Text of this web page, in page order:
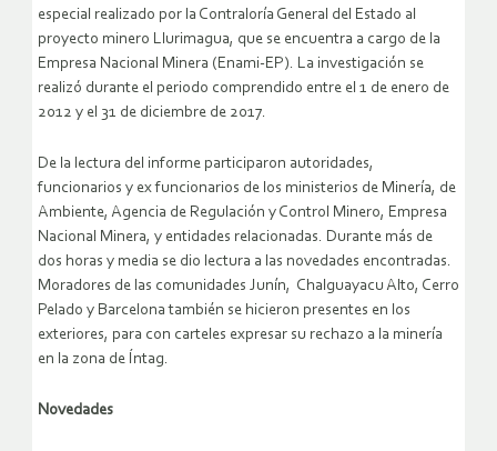
especial realizado por la Contraloría General del Estado al
proyecto minero Llurimagua, que se encuentra a cargo de la
Empresa Nacional Minera (Enami-EP). La investigación se
realizó durante el periodo comprendido entre el 1 de enero de
2012 y el 31 de diciembre de 2017.
De la lectura del informe participaron autoridades,
funcionarios y ex funcionarios de los ministerios de Minería, de
Ambiente, Agencia de Regulación y Control Minero, Empresa
Nacional Minera, y entidades relacionadas. Durante más de
dos horas y media se dio lectura a las novedades encontradas.
Moradores de las comunidades Junín, Chalguayacu Alto, Cerro
Pelado y Barcelona también se hicieron presentes en los
exteriores, para con carteles expresar su rechazo a la minería
en la zona de Íntag.
Novedades